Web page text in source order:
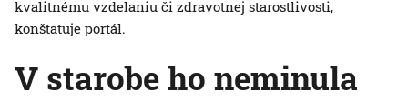
kvalitnému vzdelaniu či zdravotnej starostlivosti,
konštatuje portál.
V starobe ho neminula